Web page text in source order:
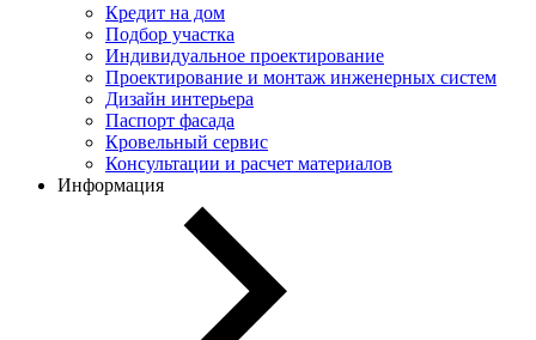
Кредит на дом
Подбор участка
Индивидуальное проектирование
Проектирование и монтаж инженерных систем
Дизайн интерьера
Паспорт фасада
Кровельный сервис
Консультации и расчет материалов
Информация